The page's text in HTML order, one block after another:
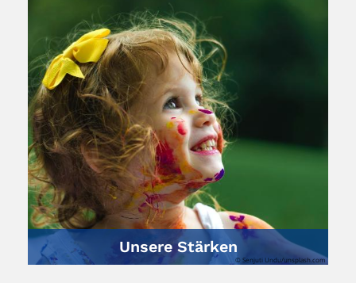
Unsere Stärken
© Senjuti Undu/unsplash.com